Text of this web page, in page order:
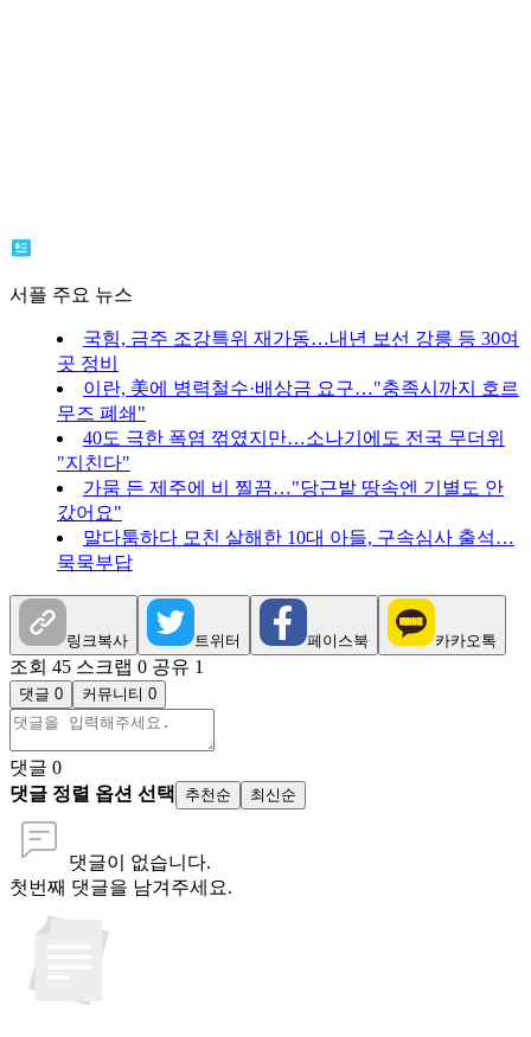
서플 주요 뉴스
국힘, 금주 조강특위 재가동…내년 보선 강릉 등 30여
곳 정비
이란, 美에 병력철수·배상금 요구…"충족시까지 호르
무즈 폐쇄"
40도 극한 폭염 꺾였지만…소나기에도 전국 무더위
"지친다"
가뭄 든 제주에 비 찔끔…"당근밭 땅속엔 기별도 안
갔어요"
말다툼하다 모친 살해한 10대 아들, 구속심사 출석…
묵묵부답
링크복사 트위터 페이스북 카카오톡
조회 45 스크랩 0 공유 1
댓글 0 커뮤니티 0
댓글 0
댓글 정렬 옵션 선택
추천순 최신순
댓글이 없습니다.
첫번째 댓글을 남겨주세요.